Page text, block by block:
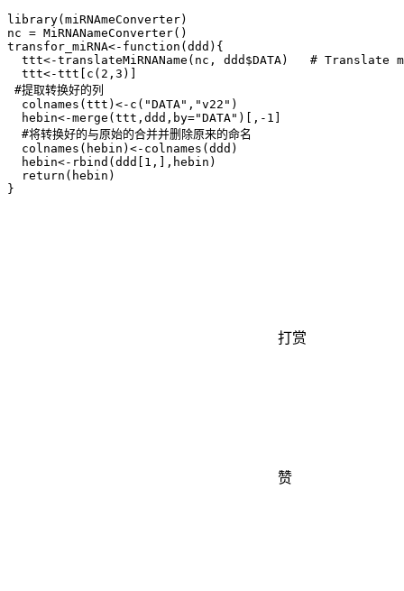
library(miRNAmeConverter)
nc = MiRNANameConverter()
transfor_miRNA<-function(ddd){
ttt<-translateMiRNAName(nc, ddd$DATA)   # Translate
  ttt<-ttt[c(2,3)]
#提取转换好的列
  colnames(ttt)<-c("DATA","v22")
  hebin<-merge(ttt,ddd,by="DATA")[,-1]
  #将转换好的与原始的合并并删除原来的命名
  colnames(hebin)<-colnames(ddd)
  hebin<-rbind(ddd[1,],hebin)
  return(hebin)
}
打赏
赞